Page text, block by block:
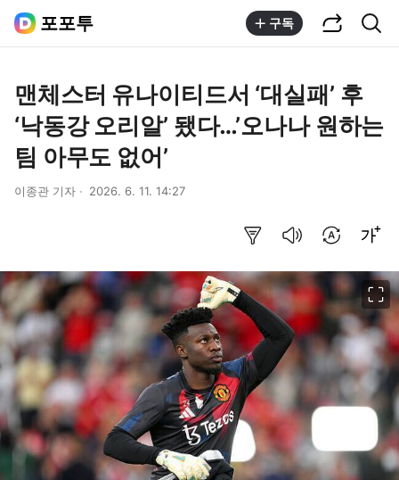
포포투 구독
맨체스터 유나이티드서 ‘대실패’ 후
‘낙동강 오리알’ 됐다…’오나나 원하는
팀 아무도 없어’
이종관 기자 2026. 6. 11. 14:27